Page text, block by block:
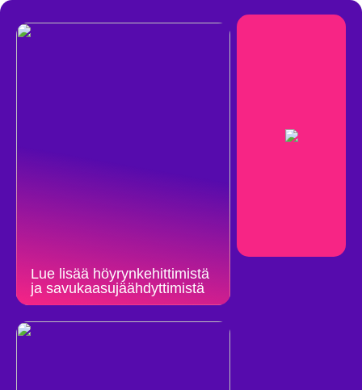
Lue lisää höyrynkehittimistä
ja savukaasujäähdyttimistä